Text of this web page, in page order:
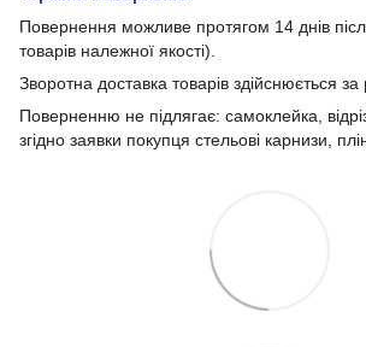
Повернення можливе протягом 14 днів
товарів належної якості).
Зворотна доставка товарів здійснюється
Поверненню не підлягає: самоклейка,
згідно заявки покупця стельові карнизи,